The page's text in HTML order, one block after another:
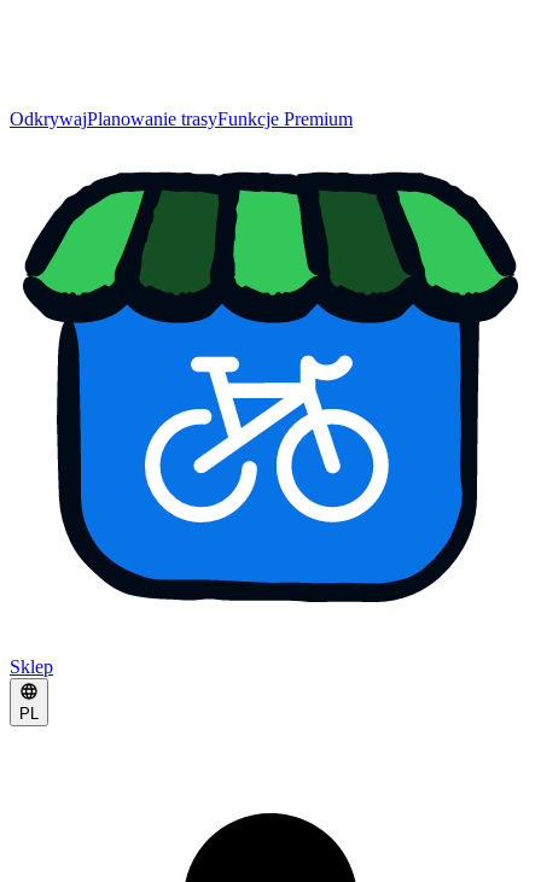
OdkrywajPlanowanie trasyFunkcje Premium
Sklep
PL